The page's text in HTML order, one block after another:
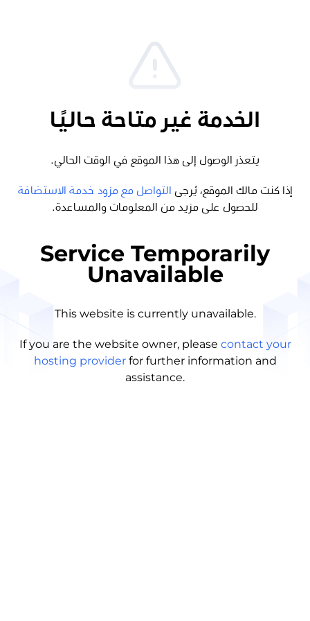
الخدمة غير متاحة حاليًا
يتعذر الوصول إلى هذا الموقع في الوقت الحالي.
إذا كنت مالك الموقع، يُرجى
التواصل مع مزود خدمة الاستضافة
للحصول على مزيد من المعلومات والمساعدة.
Service Temporarily
Unavailable
This website is currently unavailable.
If you are the website owner, please contact your
hosting provider for further information and
assistance.